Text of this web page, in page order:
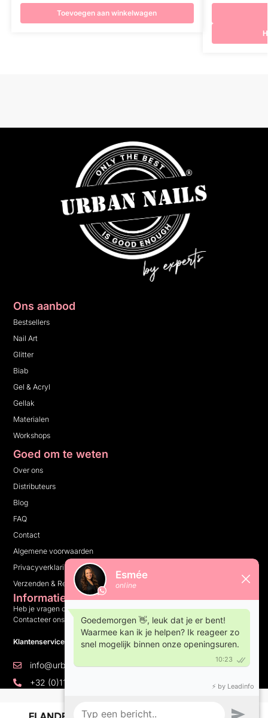
Toevoegen aan winkelwagen
Ons aanbod
Bestsellers
Nail Art
Glitter
Biab
Gel & Acryl
Gellak
Materialen
Workshops
Goed om te weten
Over ons
Distributeurs
Blog
FAQ
Contact
Algemene voorwaarden
Privacyverklaring
Verzenden & Retourneren
Informatie
Heb je vragen over ons bedrijf, onze producten of iets anders?
Contacteer ons en wij helpen je graag verder.
Klantenservice: 10:00 tot 16:00 op weekdagen
info@urbannails.be
+32 (0)11 81 14 05